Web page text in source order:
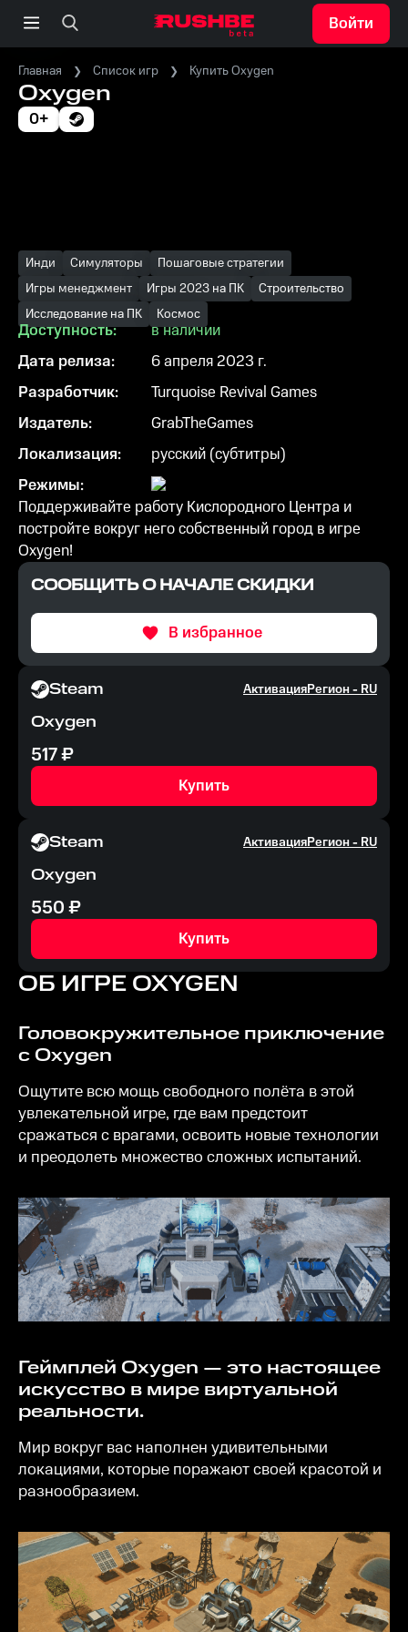
Войти
Главная Список игр Купить Oxygen
Oxygen
0+
Инди Симуляторы
Пошаговые стратегии
Игры менеджмент
Игры 2023 на ПК
Строительство
Исследование на ПК
Космос
Доступность:
в наличии
Дата релиза:
6 апреля 2023 г.
Разработчик:
Turquoise Revival Games
Издатель:
GrabTheGames
Локализация:
русский (субтитры)
Режимы:
Поддерживайте работу Кислородного Центра и
постройте вокруг него собственный город в игре
Oxygen!
СООБЩИТЬ О НАЧАЛЕ СКИДКИ
В избранное
Steam АктивацияРегион -RU
Oxygen
517₽
Купить
Steam АктивацияРегион -RU
Oxygen
550₽
Купить
ОБ ИГРЕ OXYGEN
Головокружительное приключение
с Oxygen
Ощутите всю мощь свободного полёта в этой
увлекательной игре, где вам предстоит
сражаться с врагами, освоить новые технологии
и преодолеть множество сложных испытаний.
Геймплей Oxygen — это настоящее
искусство в мире виртуальной
реальности.
Мир вокруг вас наполнен удивительными
локациями, которые поражают своей красотой и
разнообразием.